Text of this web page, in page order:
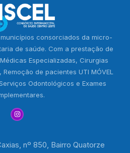
municípios consorciados da micro-
de saúde. Com a prestação de
Especializadas, Cirurgias
de pacientes UTI MÓVEL
Odontológicos e Exames
nº 850, Bairro Quatorze